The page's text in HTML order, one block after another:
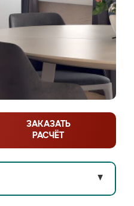
ЗАКАЗАТЬ
РАСЧЁТ
▼